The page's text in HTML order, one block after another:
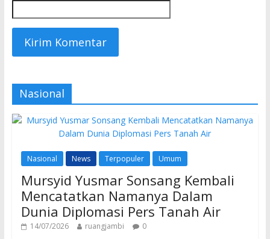
Nasional
Nasional News Terpopuler Umum
Mursyid Yusmar Sonsang Kembali
Mencatatkan Namanya Dalam
Dunia Diplomasi Pers Tanah Air
14/07/2026 ruangjambi 0